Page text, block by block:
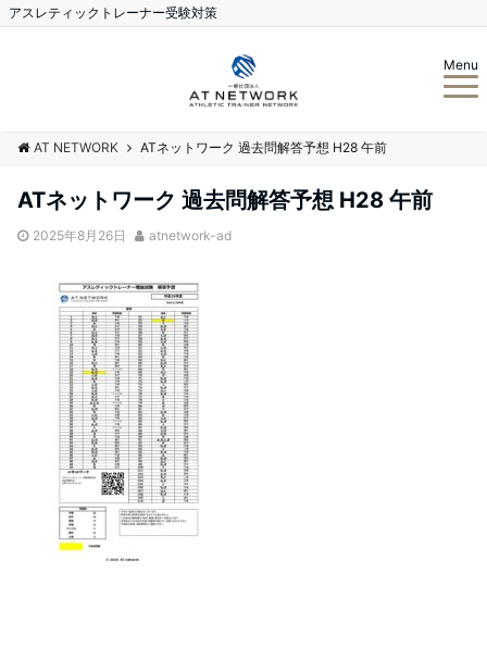
アスレティックトレーナー受験対策
Menu
AT NETWORK ATネットワーク 過去問解答予想 H28 午前
ATネットワーク 過去問解答予想 H28 午前
2025年8月26日 atnetwork-ad